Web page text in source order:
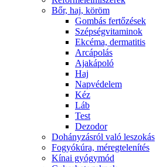
Bőr, haj, köröm
Gombás fertőzések
Szépségvitaminok
Ekcéma, dermatitis
Arcápolás
Ajakápoló
Haj
Napvédelem
Kéz
Láb
Test
Dezodor
Dohányzásról való leszokás
Fogyókúra, méregtelenítés
Kínai gyógymód